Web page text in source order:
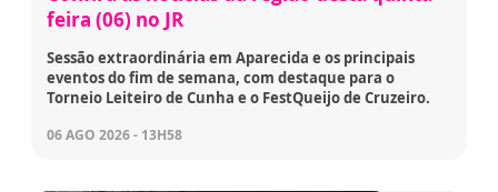
feira (06) no JR
Sessão extraordinária em Aparecida e os principais
eventos do fim de semana, com destaque para o
Torneio Leiteiro de Cunha e o FestQueijo de Cruzeiro.
06 AGO 2026 - 13H58